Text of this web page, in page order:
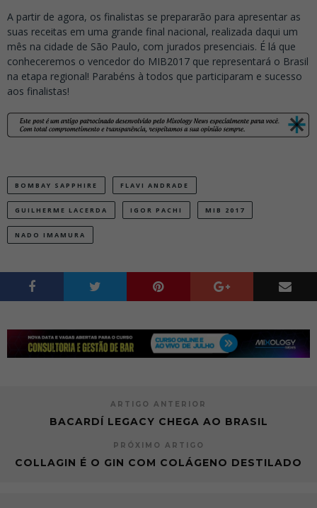
A partir de agora, os finalistas se prepararão para apresentar as
suas receitas em uma grande final nacional, realizada daqui um
mês na cidade de São Paulo, com jurados presenciais. É lá que
conheceremos o vencedor do MIB2017 que representará o Brasil
na etapa regional! Parabéns à todos que participaram e sucesso
aos finalistas!
BOMBAY SAPPHIRE FLAVI ANDRADE
GUILHERME LACERDA IGOR PACHI MIB 2017
NADO IMAMURA
ARTIGO ANTERIOR
BACARDÍ LEGACY CHEGA AO BRASIL
PRÓXIMO ARTIGO
COLLAGIN É O GIN COM COLÁGENO DESTILADO